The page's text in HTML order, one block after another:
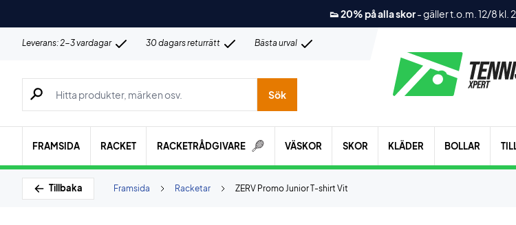
👟 20% på alla skor-gäller t.o.m. 12/8 kl.
Leverans: 2-3 vardagar 30 dagars returrätt Bästa urval
Sök efter produkter, märken osv.
Sök
FRAMSIDA RACKET RACKETRÅDGIVARE VÄSKOR SKOR KLÄDER BOLLAR
Tillbaka ZERV Promo Junior T-shirt Vit
Racketar
Framsida